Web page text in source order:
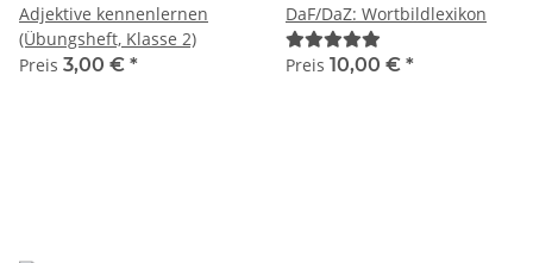
Adjektive kennenlernen
(Übungsheft, Klasse 2)
Preis 3,00 € *
DaF/DaZ: Wortbildlexikon
Preis 10,00 € *